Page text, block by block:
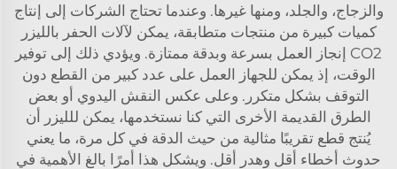
والزجاج، والجلد، ومنها غيرها. وعندما تحتاج الشركات إلى إنتاج
كميات كبيرة من منتجات متطابقة، يمكن لآلات الحفر بالليزر
CO2 إنجاز العمل بسرعة وبدقة ممتازة. ويؤدي ذلك إلى توفير
الوقت، إذ يمكن للجهاز العمل على عدد كبير من القطع دون
التوقف بشكل متكرر. وعلى عكس النقش اليدوي أو بعض
الطرق القديمة الأخرى التي كنا نستخدمها، يمكن للليزر أن
يُنتج قطع تقريبًا مثالية من حيث الدقة في كل مرة، ما يعني
حدوث أخطاء أقل وهدر أقل. ويشكل هذا أمرًا بالغ الأهمية في